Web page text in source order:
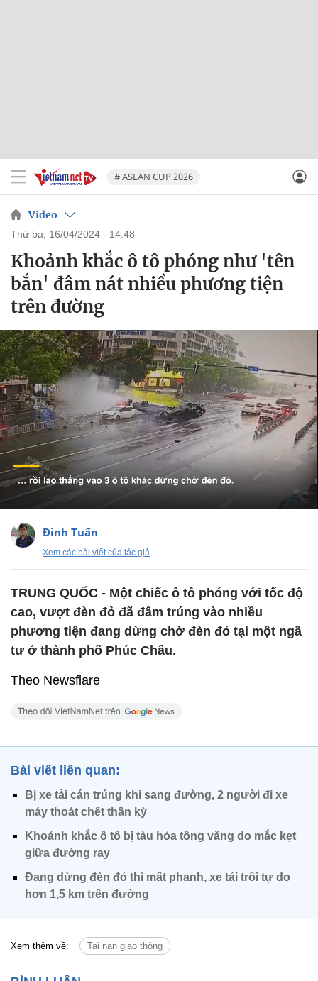
# ASEAN CUP 2026
Video
thứ ba, 16/04/2024 - 14:48
Khoảnh khắc ô tô phóng như 'tên
bắn' đâm nát nhiều phương tiện
trên đường
Đinh Tuấn
Xem các bài viết của tác giả
TRUNG QUỐC - Một chiếc ô tô phóng với tốc độ
cao, vượt đèn đỏ đã đâm trúng vào nhiều
phương tiện đang dừng chờ đèn đỏ tại một ngã
tư ở thành phố Phúc Châu.
Theo Newsflare
Bài viết liên quan:
Bị xe tải cán trúng khi sang đường, 2 người đi xe
máy thoát chết thần kỳ
Khoảnh khắc ô tô bị tàu hỏa tông văng do mắc kẹt
giữa đường ray
Đang dừng đèn đỏ thì mất phanh, xe tải trôi tự do
hơn 1,5 km trên đường
Xem thêm về: Tai nạn giao thông